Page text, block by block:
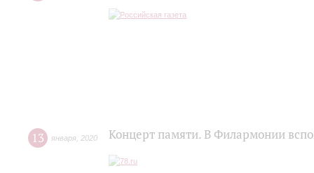
13 января 2020 Концерт памяти. В Филармонии